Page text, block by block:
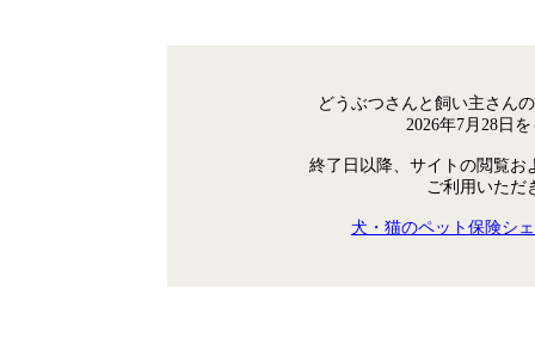
どうぶつさんと飼い主さん
2026年7月28日
終了日以降、サイトの閲覧お
ご利用いただ
犬・猫のペット保険シ